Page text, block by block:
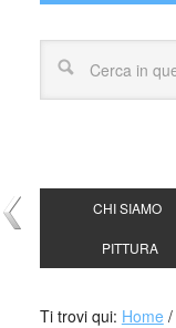
CHI SIAMO
PITTURA
Ti trovi qui: Home /